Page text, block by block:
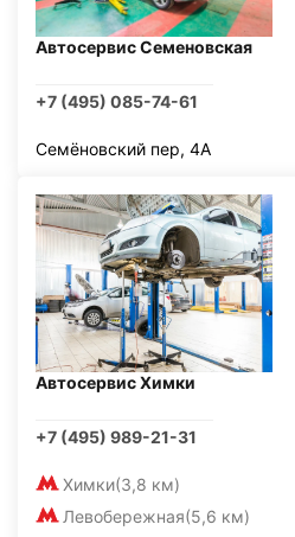
Автосервис Семеновская
+7 (495) 085-74-61
Семёновский пер, 4А
Автосервис Химки
+7 (495) 989-21-31
Химки(3,8 км)
Левобережная(5,6 км)